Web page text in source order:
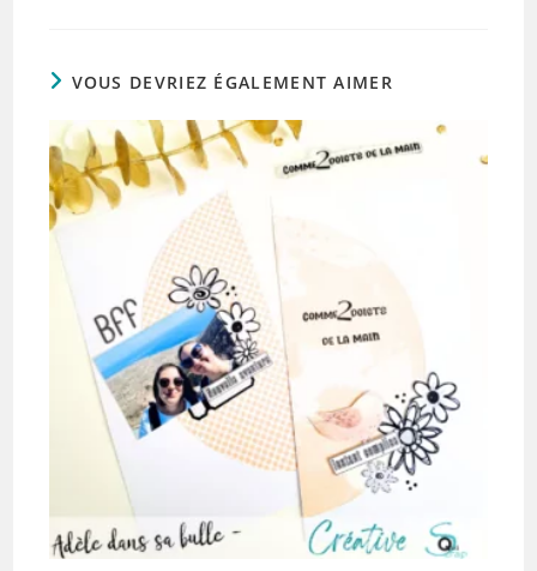
VOUS DEVRIEZ ÉGALEMENT AIMER